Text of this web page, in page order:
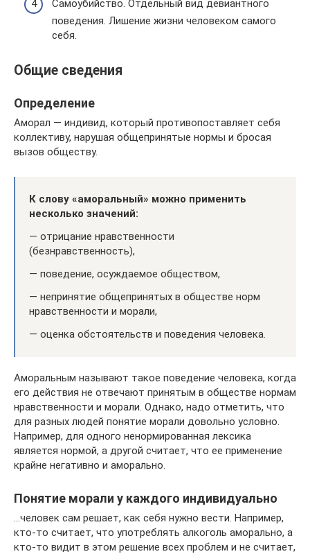
Самоубийство. Отдельный вид девиантного
поведения. Лишение жизни человеком самого
себя.
Общие сведения
Определение
Аморал — индивид, который противопоставляет себя
коллективу, нарушая общепринятые нормы и бросая
вызов обществу.
К слову «аморальный» можно применить
несколько значений:
— отрицание нравственности
(безнравственность),
— поведение, осуждаемое обществом,
— непринятие общепринятых в обществе норм
нравственности и морали,
— оценка обстоятельств и поведения человека.
Аморальным называют такое поведение человека, когда
его действия не отвечают принятым в обществе нормам
нравственности и морали. Однако, надо отметить, что
для разных людей понятие морали довольно условно.
Например, для одного ненормированная лексика
является нормой, а другой считает, что ее применение
крайне негативно и аморально.
Понятие морали у каждого индивидуально
…человек сам решает, как себя нужно вести. Например,
кто-то считает, что употреблять алкоголь аморально, а
кто-то видит в этом решение всех проблем и не считает,